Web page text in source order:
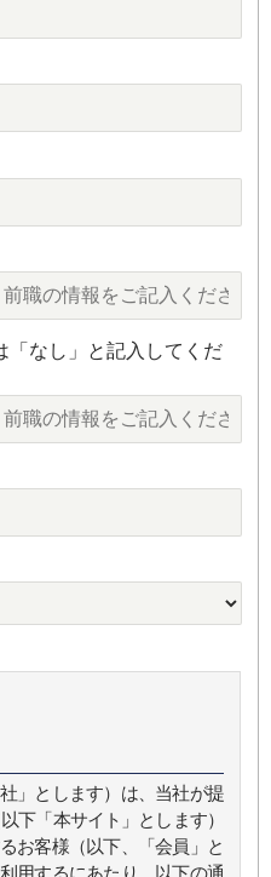
なし」と記入してくだ
」とします）は、当社が提
下「本サイト」とします）
お客様（以下、「会員」と
用するにあたり、以下の通